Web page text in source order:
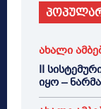
ახალი
II
იყო –